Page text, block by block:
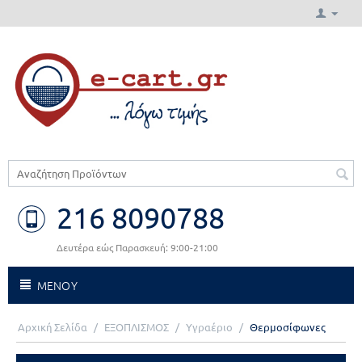
216 8090788
Δευτέρα εώς Παρασκευή: 9:00-21:00
ΜΕΝΟΥ
Αρχική Σελίδα / ΕΞΟΠΛΙΣΜΟΣ / Υγραέριο / Θερμοσίφωνες